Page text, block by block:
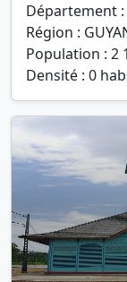
Département :
Région :
Population : 2
Densité : 0